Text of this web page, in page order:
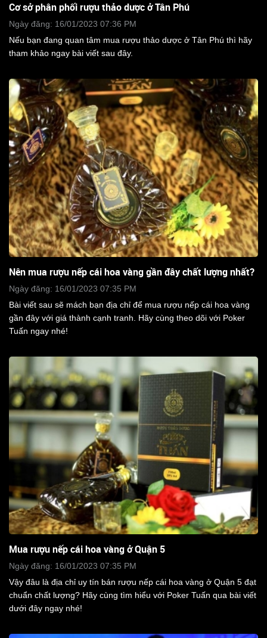
Cơ sở phân phối rượu thảo dược ở Tân Phú
Ngày đăng: 16/01/2023 07:36 PM
Nếu bạn đang quan tâm mua rượu thảo dược ở Tân Phú thì hãy
tham khảo ngay bài viết sau đây.
Nên mua rượu nếp cái hoa vàng gần đây chất lượng nhất?
Ngày đăng: 16/01/2023 07:35 PM
Bài viết sau sẽ mách bạn địa chỉ để mua rượu nếp cái hoa vàng
gần đây với giá thành cạnh tranh. Hãy cùng theo dõi với Poker
Tuấn ngay nhé!
Mua rượu nếp cái hoa vàng ở Quận 5
Ngày đăng: 16/01/2023 07:35 PM
Vậy đâu là địa chỉ uy tín bán rượu nếp cái hoa vàng ở Quận 5 đạt
chuẩn chất lượng? Hãy cùng tìm hiểu với Poker Tuấn qua bài viết
dưới đây ngay nhé!